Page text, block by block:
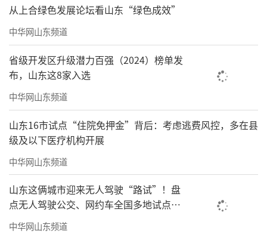
从上合绿色发展论坛看山东“绿色成效”
中华网山东频道
省级开发区升级潜力百强（2024）榜单发
布，山东这8家入选
中华网山东频道
山东16市试点“住院免押金”背后：考虑逃费风控，多在县
级及以下医疗机构开展
中华网山东频道
山东这俩城市迎来无人驾驶“路试”！盘
点无人驾驶公交、网约车全国多地试点之
路
中华网山东频道